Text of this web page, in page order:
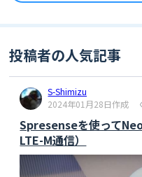
LTE-M (LTE Cat-M1)
char server[] =
char postPath[] =
int port = 8888 ;
uint32_t IntervalSec;
uint8_t SetHour =
uint8_t SetMinute =
投稿者の人気記事
S-Shimizu
2024年01月28日作成
Spresenseを使って
LTE-M通信）